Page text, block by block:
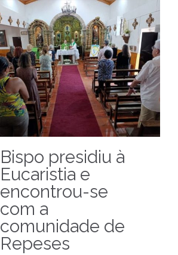
Bispo presidiu à
Eucaristia e
encontrou-se
com a
comunidade de
Repeses